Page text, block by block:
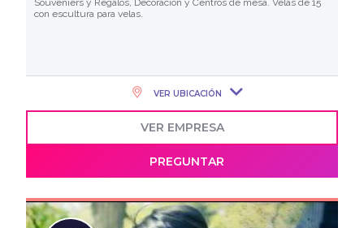
Souveniers y Regalos, Decoración y Centros de mesa. Velas de 15
con escultura para velas.
VER UBICACIÓN
VER EMPRESA
PREGUNTAR